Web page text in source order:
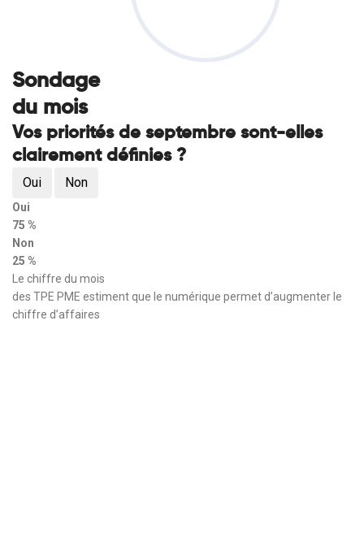
Sondage
du mois
Vos priorités de septembre sont-elles
clairement définies ?
Oui Non
Oui
75 %
Non
25 %
Le chiffre du mois
des TPE PME estiment que le numérique permet d’augmenter le
chiffre d’affaires